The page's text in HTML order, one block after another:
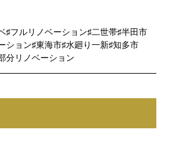
フルリノベーション 二世帯 半田市
ション 東海市 水廻り一新 知多市
分リノベーション